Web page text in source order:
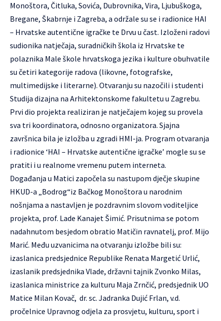
Monoštora, Čitluka, Sovića, Dubrovnika, Vira, Ljubuškoga,
Bregane, Škabrnje i Zagreba, a održale su se i radionice HAI
– Hrvatske autentične igračke te Drvu u čast. Izloženi radovi
sudionika natječaja, suradničkih škola iz Hrvatske te
polaznika Male škole hrvatskoga jezika i kulture obuhvatile
su četiri kategorije radova (likovne, fotografske,
multimedijske i literarne). Otvaranju su nazočili i studenti
Studija dizajna na Arhitektonskome fakultetu u Zagrebu.
Prvi dio projekta realiziran je natječajem kojeg su provela
sva tri koordinatora, odnosno organizatora. Sjajna
završnica bila je izložba u zgradi HMI-ja. Program otvaranja
i radionice ‘HAI – Hrvatske autentične igračke’ mogle su se
pratiti i u realnome vremenu putem interneta.
Događanja u Matici započela su nastupom dječje skupine
HKUD-a „Bodrog“iz Bačkog Monoštora u narodnim
nošnjama a nastavljen je pozdravnim slovom voditeljice
projekta, prof. Lade Kanajet Šimić. Prisutnima se potom
nadahnutom besjedom obratio Matičin ravnatelj, prof. Mijo
Marić. Među uzvanicima na otvaranju izložbe bili su:
izaslanica predsjednice Republike Renata Margetić Urlić,
izaslanik predsjednika Vlade, državni tajnik Zvonko Milas,
izaslanica ministrice za kulturu Maja Zrnčić, predsjednik UO
Matice Milan Kovač, dr. sc. Jadranka Dujić Frlan, v.d.
pročelnice Upravnog odjela za prosvjetu, kulturu, sport i